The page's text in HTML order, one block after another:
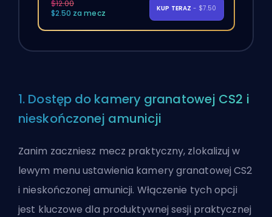
$12.00
$2.50 za mecz
KUP TERAZ - $7.50
1. Dostęp do kamery granatowej CS2 i
nieskończonej amunicji
Zanim zaczniesz mecz praktyczny, zlokalizuj w
lewym menu ustawienia kamery granatowej CS2
i nieskończonej amunicji. Włączenie tych opcji
jest kluczowe dla produktywnej sesji praktycznej